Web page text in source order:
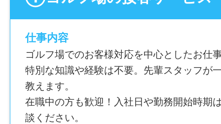
仕事内容
ゴルフ場でのお客様対応を中心としたお仕
特別な知識や経験は不要。先輩スタッフが
教えます。
在職中の方も歓迎！入社日や勤務開始時期
談ください。